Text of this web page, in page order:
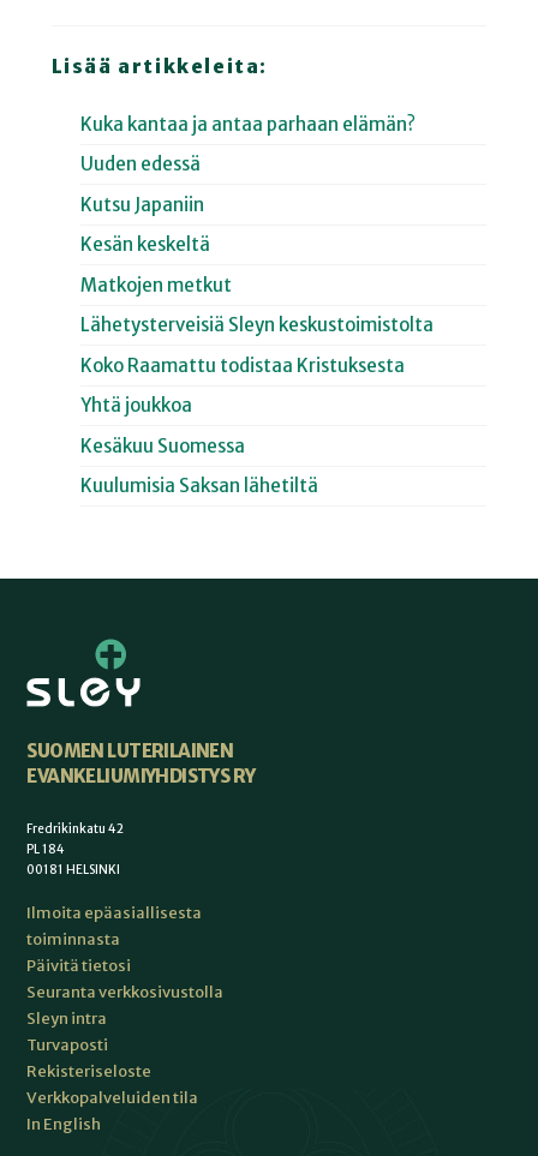
Lisää artikkeleita:
Kuka kantaa ja antaa parhaan elämän?
Uuden edessä
Kutsu Japaniin
Kesän keskeltä
Matkojen metkut
Lähetysterveisiä Sleyn keskustoimistolta
Koko Raamattu todistaa Kristuksesta
Yhtä joukkoa
Kesäkuu Suomessa
Kuulumisia Saksan lähetiltä
SUOMEN LUTERILAINEN
EVANKELIUMIYHDISTYS RY
Fredrikinkatu 42
PL 184
00181 HELSINKI
Ilmoita epäasiallisesta
toiminnasta
Päivitä tietosi
Seuranta verkkosivustolla
Sleyn intra
Turvaposti
Rekisteriseloste
Verkkopalveluiden tila
In English